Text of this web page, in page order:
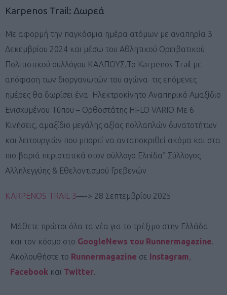
Karpenos Trail: Δωρεά
Με αφορμή την παγκόσμια ημέρα ατόμων με αναπηρία 3
Δεκεμβρίου 2024 και μέσω του Αθλητικού Ορειβατικού
Πολιτιστικού συλλόγου ΚΑΛΠΟΥΣ.Το Karpenos Trail με
απόφαση των διοργανωτών του αγώνα τις επόμενες
ημέρες θα δωρίσει ένα Ηλεκτροκίνητο Αναπηρικό Αμαξίδιο
Ενισχυμένου Τύπου – Ορθοστάτης HI-LO VARIO Με 6
Κινήσεις, αμαξίδιο μεγάλης αξίας πολλαπλών δυνατοτήτων
και λειτουργιών που μπορεί να ανταποκριθεί ακόμα και στα
πιο βαριά περιστατικά στον σύλλογο Ελπίδα” Σύλλογος
Αλληλεγγύης & Εθελοντισμού Γρεβενών
KARPENOS TRAIL 3—-> 28 Σεπτεμβρίου 2025
Μάθετε πρώτοι όλα τα νέα για το τρέξιμο στην Ελλάδα
και τον κόσμο στο GoogleNews του Runnermagazine.
Ακολουθήστε το Runnermagazine σε Instagram,
Facebook και Twitter.